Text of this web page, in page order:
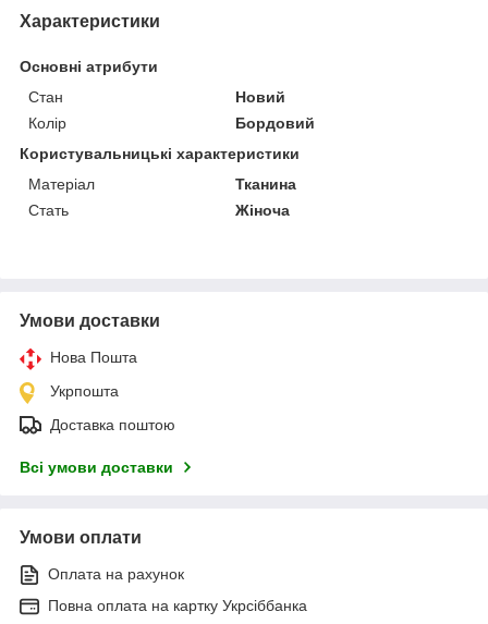
Характеристики
Основні атрибути
Стан
Новий
Колір
Бордовий
Користувальницькі характеристики
Матеріал
Тканина
Стать
Жіноча
Умови доставки
Нова Пошта
Укрпошта
Доставка поштою
Всі умови доставки
Умови оплати
Оплата на рахунок
Повна оплата на картку Укрсіббанка